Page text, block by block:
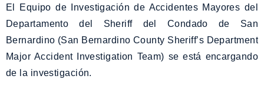
El Equipo de Investigación de Accidentes Mayores del
Departamento del Sheriff del Condado de San
Bernardino (San Bernardino County Sheriff’s Department
Major Accident Investigation Team) se está encargando
de la investigación.